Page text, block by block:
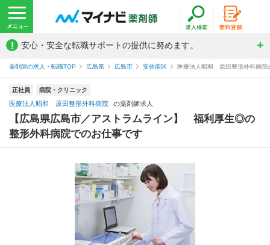
! 安心・安全な転職サポートの提供に努めます。
薬剤師の求人・転職TOP 広島県 広島市 安佐南区 医療法人昭和 原田整形外科病院
正社員 病院・クリニック
医療法人昭和 原田整形外科病院 の薬剤師求人
【広島県広島市／アストラムライン】 福利厚生◎の
整形外科病院でのお仕事です